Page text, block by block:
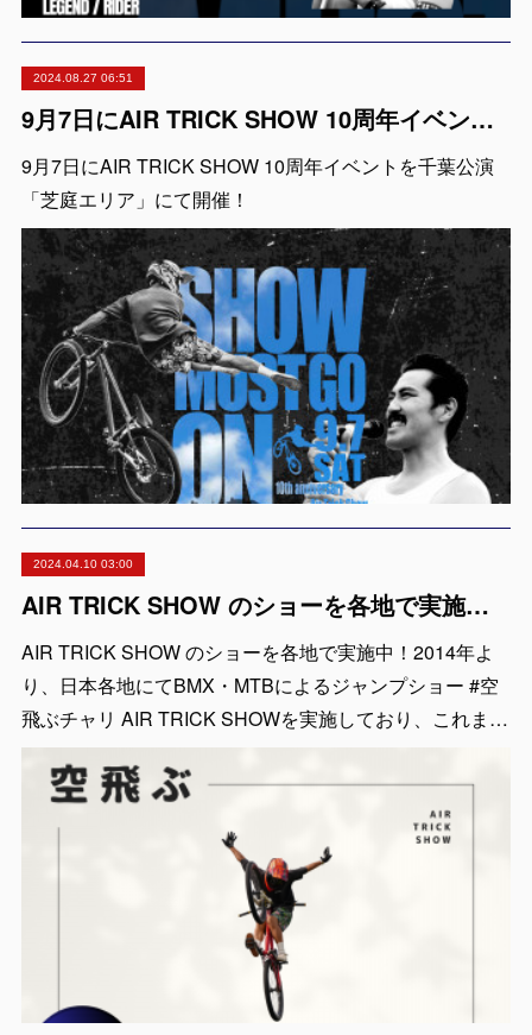
2024.08.27 06:51
9月7日にAIR TRICK SHOW 10周年イベントを千葉公演「芝庭エリア」にて開催！
9月7日にAIR TRICK SHOW 10周年イベントを千葉公演
「芝庭エリア」にて開催！
2024.04.10 03:00
AIR TRICK SHOW のショーを各地で実施中！出張依頼受付中！
AIR TRICK SHOW のショーを各地で実施中！2014年よ
り、日本各地にてBMX・MTBによるジャンプショー #空
飛ぶチャリ AIR TRICK SHOWを実施しており、これま…